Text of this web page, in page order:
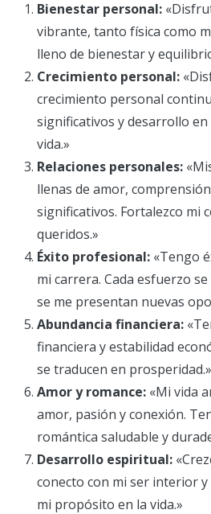
Bienestar personal:
vibrante, tanto física como
lleno de bienestar y
Crecimiento personal:
crecimiento personal
significativos y desarrollo en
vida.»
Relaciones personales:
llenas de amor,
significativos. Fortalezco mi
queridos.»
Éxito profesional:«Tengo
mi carrera. Cada esfuerzo
se me presentan nuevas
Abundancia financiera:
financiera y estabilidad
se traducen en prosperidad.»
Amor y romance:«Mi vida
amor, pasión y conexión.
romántica saludable y
Desarrollo espiritual:
conecto con mi ser interior
mi propósito en la vida.»